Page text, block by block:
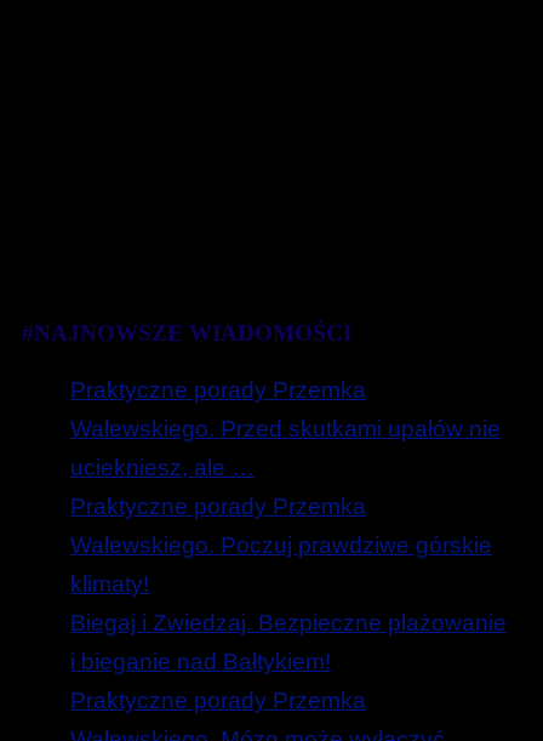
#NAJNOWSZE WIADOMOŚCI
Praktyczne porady Przemka
Walewskiego. Przed skutkami upałów nie
uciekniesz, ale …
Praktyczne porady Przemka
Walewskiego. Poczuj prawdziwe górskie
klimaty!
Biegaj i Zwiedzaj. Bezpieczne plażowanie
i bieganie nad Bałtykiem!
Praktyczne porady Przemka